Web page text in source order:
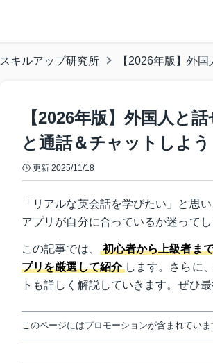
スキルアップ研究所 【2026年版】外
【2026年版】外国人と
と通話＆チャットしよう
更新 2025/11/18
「リアルな英会話を学びたい」と思
アプリが自分に合っているか迷って
この記事では、
初心者から上級者ま
プリを厳選して紹介 します。さらに
トも詳しく解説していきます。ぜひ
このページにはプロモーションが含まれていま